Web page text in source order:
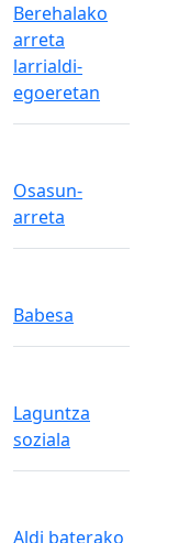
Berehalako
arreta
larrialdi-
egoeretan
Osasun-
arreta
Babesa
Laguntza
soziala
Aldi baterako